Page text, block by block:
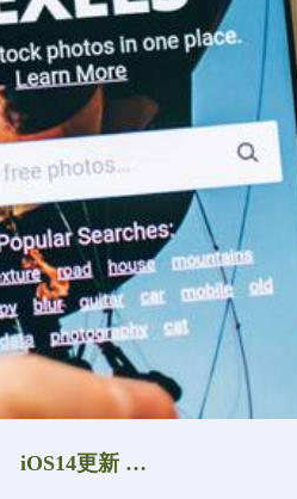
iOS14更新 …